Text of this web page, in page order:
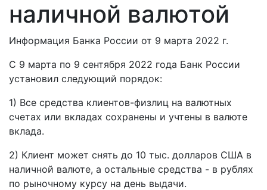
наличной валютой
Информация Банка России от 9 марта 2022 г.
С 9 марта по 9 сентября 2022 года Банк России
установил следующий порядок:
1) Все средства клиентов-физлиц на валютных
счетах или вкладах сохранены и учтены в валюте
вклада.
2) Клиент может снять до 10 тыс. долларов США в
наличной валюте, а остальные средства - в рублях
по рыночному курсу на день выдачи.